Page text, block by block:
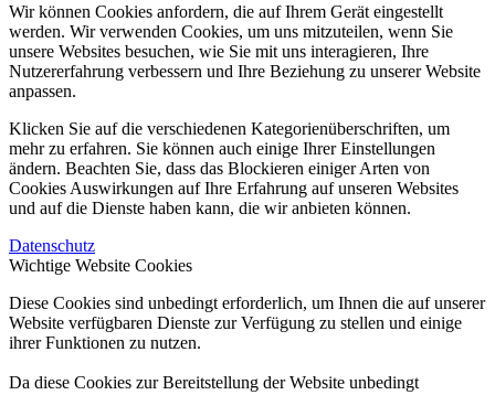
Wir können Cookies anfordern, die auf Ihrem Gerät eingestellt
werden. Wir verwenden Cookies, um uns mitzuteilen, wenn Sie
unsere Websites besuchen, wie Sie mit uns interagieren, Ihre
Nutzererfahrung verbessern und Ihre Beziehung zu unserer Website
anpassen.
Klicken Sie auf die verschiedenen Kategorienüberschriften, um
mehr zu erfahren. Sie können auch einige Ihrer Einstellungen
ändern. Beachten Sie, dass das Blockieren einiger Arten von
Cookies Auswirkungen auf Ihre Erfahrung auf unseren Websites
und auf die Dienste haben kann, die wir anbieten können.
Datenschutz
Wichtige Website Cookies
Diese Cookies sind unbedingt erforderlich, um Ihnen die auf unserer
Website verfügbaren Dienste zur Verfügung zu stellen und einige
ihrer Funktionen zu nutzen.
Da diese Cookies zur Bereitstellung der Website unbedingt